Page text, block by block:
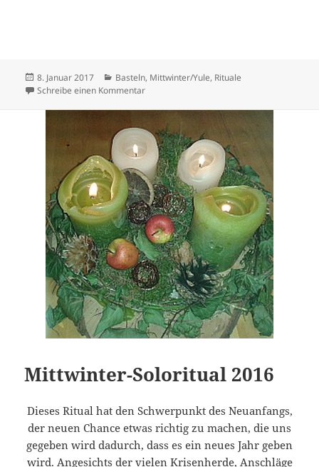
Veröffentlicht
am
8. Januar 2017 Kategorien
Basteln, Mittwinter/Yule, Rituale
Schreibe einen Kommentarzu Die 12 Nächte von Mittwinter – gallische
Mittwinter-Soloritual 2016
Dieses Ritual hat den Schwerpunkt des Neuanfangs,
der neuen Chance etwas richtig zu machen, die uns
gegeben wird dadurch, dass es ein neues Jahr geben
wird. Angesichts der vielen Krisenherde, Anschläge